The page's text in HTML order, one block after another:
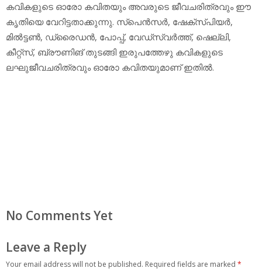
കവികളുടെ ഓരോ കവിതയും അവരുടെ ജീവചരിത്രവും ഈ
കൃതിയെ വേറിട്ടതാക്കുന്നു. സ്‌പെന്‍സര്‍, ഷേക്‌സ്പിയര്‍,
മില്‍ട്ടണ്‍, ഡ്രൈഡന്‍, പോപ്പ്, വേഡ്‌സ്വര്‍ത്ത്, ഷെല്ലി,
കീറ്റ്‌സ്, ബ്രൗണിങ് തുടങ്ങി ഇരുപത്തേഴു കവികളുടെ
ലഘുജീവചരിത്രവും ഓരോ കവിതയുമാണ് ഇതില്‍.
No Comments Yet
Leave a Reply
Your email address will not be published. Required fields are marked *